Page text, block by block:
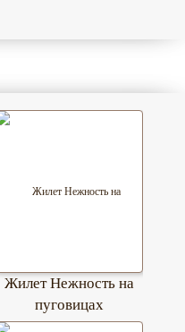
Жилет Нежность на
пуговицах